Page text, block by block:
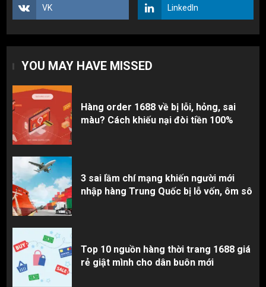
2
Top 10 nguồn hàng thời trang 1688 giá
rẻ giật mình cho dân buôn mới
VK LinkedIn
YOU MAY HAVE MISSED
Hàng order 1688 về bị lỗi, hỏng, sai
màu? Cách khiếu nại đòi tiền 100%
3 sai lầm chí mạng khiến người mới
nhập hàng Trung Quốc bị lỗ vốn, ôm sô
Top 10 nguồn hàng thời trang 1688 giá
rẻ giật mình cho dân buôn mới